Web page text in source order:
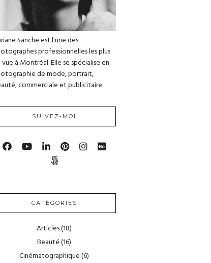
Sanche est l'une des
professionnelles les plus
à Montréal. Elle se spécialise en
de mode, portrait,
commerciale et publicitaire.
SUIVEZ-MOI
CATÉGORIES
Articles(18)
Beauté(16)
Cinématographique(6)